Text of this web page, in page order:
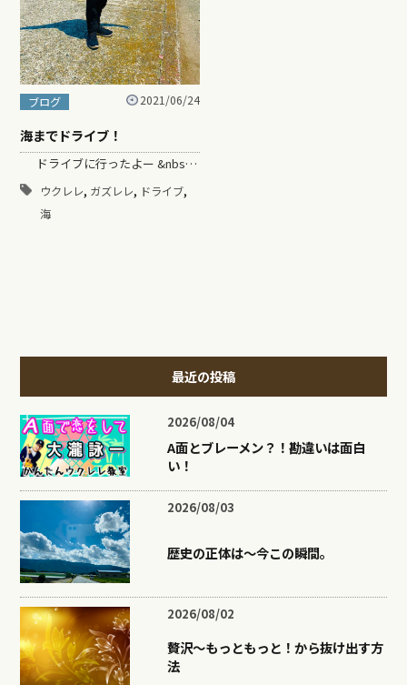
ブログ 2021/06/24
海までドライブ！
ドライブに行ったよー &nbs…
ウクレレ, ガズレレ, ドライブ,
海
最近の投稿
2026/08/04
A面とブレーメン？！勘違いは面白
い！
2026/08/03
歴史の正体は〜今この瞬間。
2026/08/02
贅沢〜もっともっと！から抜け出す方
法